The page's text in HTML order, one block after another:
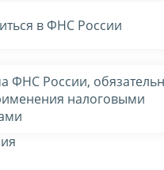
в ФНС России
ФНС России,
налоговыми